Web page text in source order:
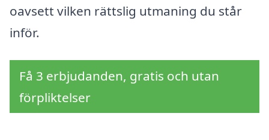
oavsett vilken rättslig utmaning du står
inför.
Få 3 erbjudanden, gratis och utan
förpliktelser